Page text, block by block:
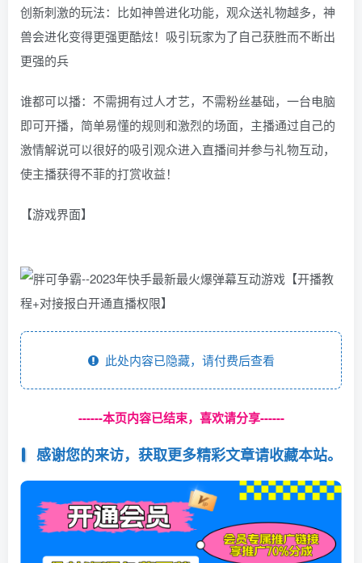
创新刺激的玩法：比如神兽进化功能，观众送礼物越多，神
兽会进化变得更强更酷炫！吸引玩家为了自己获胜而不断出
更强的兵
谁都可以播：不需拥有过人才艺，不需粉丝基础，一台电脑
即可开播，简单易懂的规则和激烈的场面，主播通过自己的
激情解说可以很好的吸引观众进入直播间并参与礼物互动，
使主播获得不菲的打赏收益！
【游戏界面】
此处内容已隐藏，请付费后查看
------本页内容已结束，喜欢请分享------
感谢您的来访，获取更多精彩文章请收藏本站。